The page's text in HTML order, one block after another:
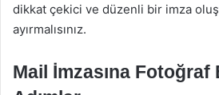
dikkat çekici ve düzenli bir imza
ayırmalısınız.
Mail İmzasına Fotoğraf